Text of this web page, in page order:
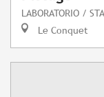
LABORATORIO /
Le Conquet